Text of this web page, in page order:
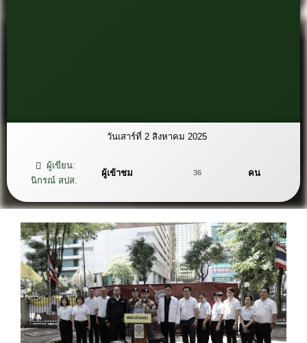
วันเสาร์ที่ 2 สิงหาคม 2025
ผู้เขียน:
นิกรณ์ สปส.
ผู้เข้าชม 36 คน